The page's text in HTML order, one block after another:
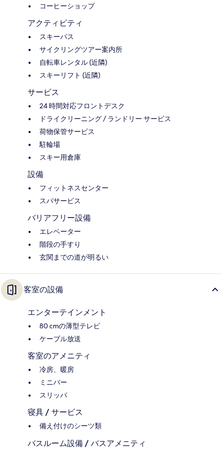
コーヒーショップ
アクティビティ
スキーパス
サイクリングツアー案内所
自転車レンタル (近隣)
スキーリフト (近隣)
サービス
24 時間対応フロントデスク
ドライクリーニング / ランドリー サービス
荷物保管サービス
駐輪場
スキー用倉庫
設備
フィットネスセンター
スパサービス
バリアフリー設備
エレベーター
階段の手すり
玄関までの道が明るい
客室の設備
エンターテインメント
80 cmの薄型テレビ
ケーブル放送
客室のアメニティ
冷房、暖房
ミニバー
スリッパ
寝具 / サービス
備え付けのシーツ類
バスルーム設備 / バスアメニティ